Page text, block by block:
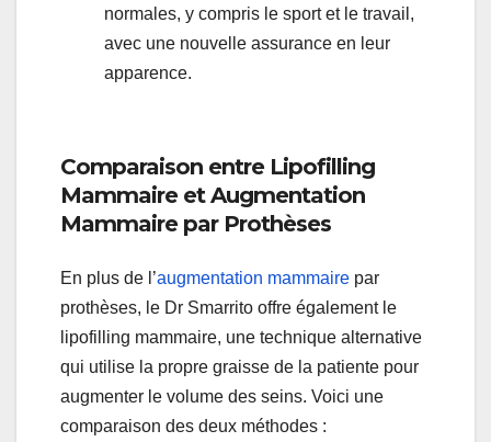
normales, y compris le sport et le travail,
avec une nouvelle assurance en leur
apparence.
Comparaison entre Lipofilling
Mammaire et Augmentation
Mammaire par Prothèses
En plus de l’augmentation mammaire par
prothèses, le Dr Smarrito offre également le
lipofilling mammaire, une technique alternative
qui utilise la propre graisse de la patiente pour
augmenter le volume des seins. Voici une
comparaison des deux méthodes :